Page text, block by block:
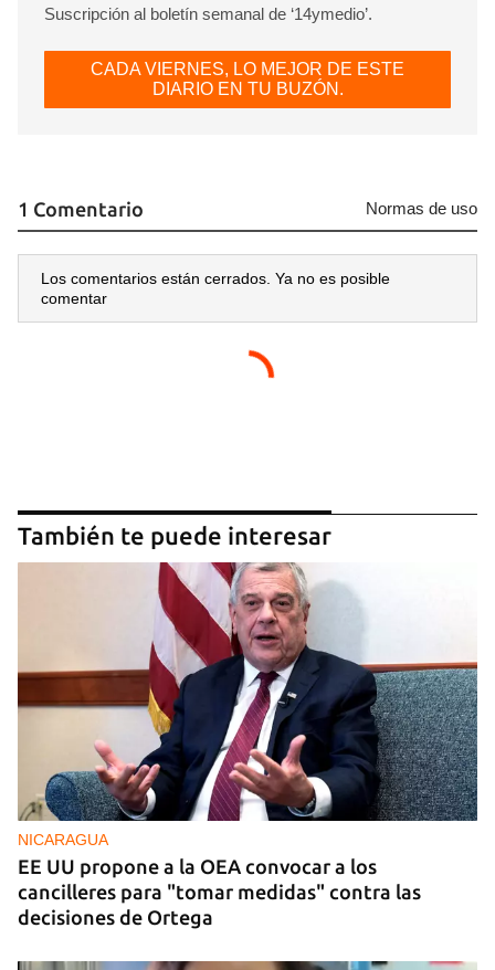
Suscripción al boletín semanal de ‘14ymedio’.
CADA VIERNES, LO MEJOR DE ESTE
DIARIO EN TU BUZÓN.
1 Comentario Normas de uso
Los comentarios están cerrados. Ya no es posible
comentar
También te puede interesar
NICARAGUA
EE UU propone a la OEA convocar a los
cancilleres para "tomar medidas" contra las
decisiones de Ortega